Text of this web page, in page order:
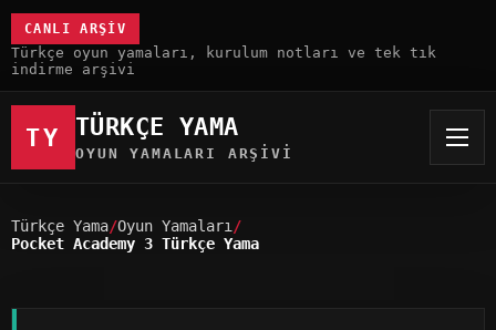
CANLI ARŞIV
Türkçe oyun yamaları, kurulum notları ve tek tık
indirme arşivi
TY TÜRKÇE YAMA
OYUN YAMALARI ARŞIVI
Türkçe Yama Oyun Yamaları
Pocket Academy 3 Türkçe Yama